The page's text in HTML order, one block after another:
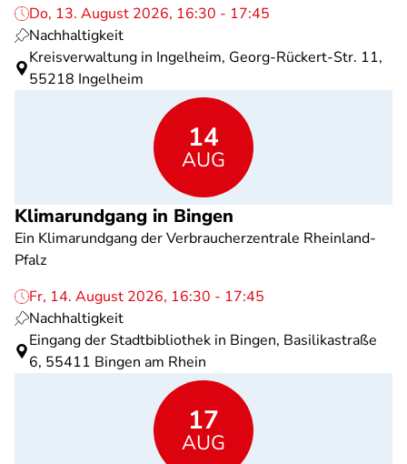
Do, 13. August 2026, 16:30 - 17:45
Nachhaltigkeit
Kreisverwaltung in Ingelheim, Georg-Rückert-Str. 11,
55218 Ingelheim
14
AUG
Klimarundgang in Bingen
Ein Klimarundgang der Verbraucherzentrale Rheinland-
Pfalz
Fr, 14. August 2026, 16:30 - 17:45
Nachhaltigkeit
Eingang der Stadtbibliothek in Bingen, Basilikastraße
6, 55411 Bingen am Rhein
17
AUG